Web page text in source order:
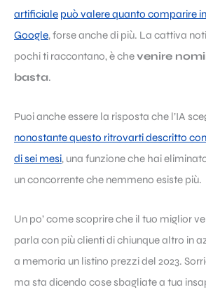
artificiale può valere quanto comparire
Google, forse anche di più. La cattiva
pochi ti raccontano, è chevenire
basta.
Puoi anche essere la risposta che l’IA
nonostante questo ritrovarti descritto
di sei mesi, una funzione che hai
un concorrente che nemmeno esiste più.
Un po’ come scoprire che il tuo miglior
parla con più clienti di chiunque altro in
a memoria un listino prezzi del 2023.
ma sta dicendo cose sbagliate a tua